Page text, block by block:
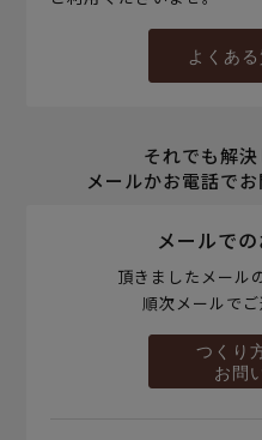
よくあ
それでも解決
メールかお電話でお
メールで
頂きましたメール
順次メールでご
つくり
お問